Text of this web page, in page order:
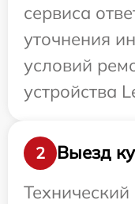
сервиса
уточнения
условий
устройства
2
Выезд